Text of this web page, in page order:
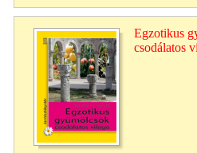
Egzotikus
csodálatos